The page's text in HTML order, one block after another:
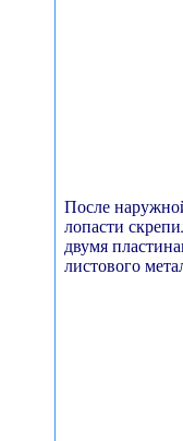
После
лопасти
двумя
листового